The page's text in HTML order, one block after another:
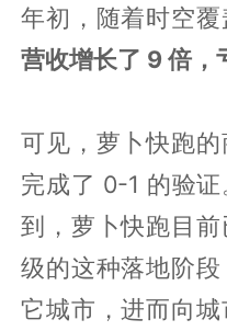
年初，随着时空覆
营收增长了 9 倍，
可见，萝卜快跑
完成了 0-1 的验
到，萝卜快跑目
级的这种落地阶
它城市，进而向